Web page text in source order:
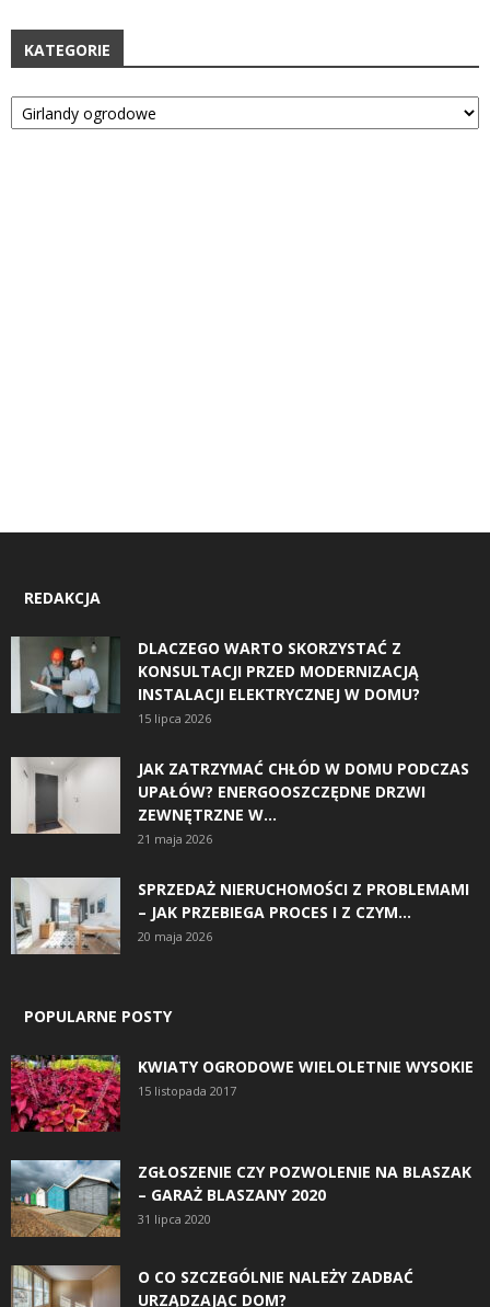
KATEGORIE
Kategorie
REDAKCJA
DLACZEGO WARTO SKORZYSTAĆ Z
KONSULTACJI PRZED MODERNIZACJĄ
INSTALACJI ELEKTRYCZNEJ W DOMU?
15 lipca 2026
JAK ZATRZYMAĆ CHŁÓD W DOMU PODCZAS
UPAŁÓW? ENERGOOSZCZĘDNE DRZWI
ZEWNĘTRZNE W...
21 maja 2026
SPRZEDAŻ NIERUCHOMOŚCI Z PROBLEMAMI
– JAK PRZEBIEGA PROCES I Z CZYM...
20 maja 2026
POPULARNE POSTY
KWIATY OGRODOWE WIELOLETNIE WYSOKIE
15 listopada 2017
ZGŁOSZENIE CZY POZWOLENIE NA BLASZAK
– GARAŻ BLASZANY 2020
31 lipca 2020
O CO SZCZEGÓLNIE NALEŻY ZADBAĆ
URZĄDZAJĄC DOM?